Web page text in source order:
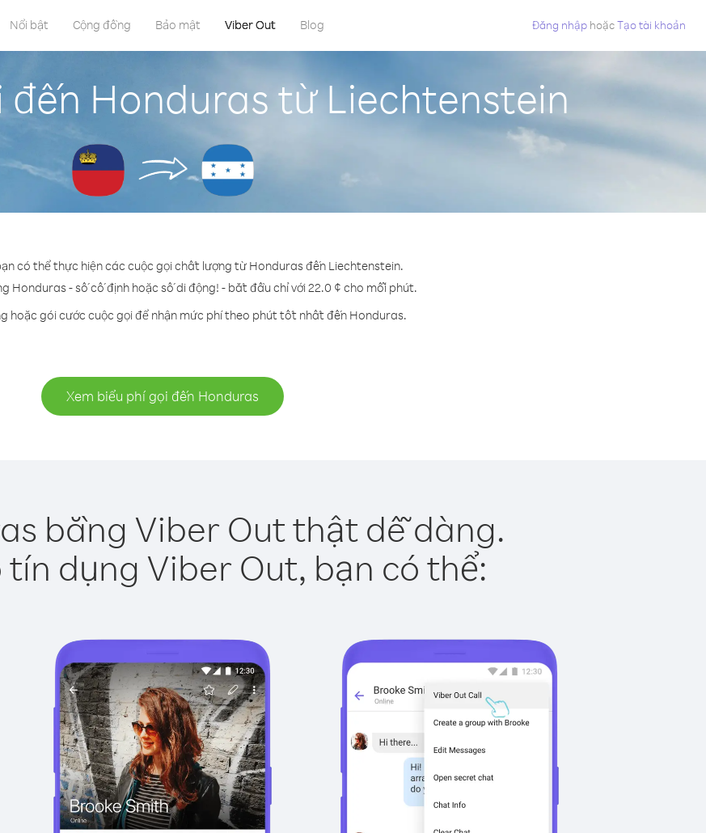
Nổi bật Cộng đồng Bảo mật Viber Out Blog Đăng nhập hoặcTạo tài khoản
đến Honduras từ Liechtenstein
có thể thực hiện các cuộc gọi chất lượng từ Honduras đến Liechtenstein.
Honduras - số cố định hoặc số di động! - bắt đầu chỉ với 22.0 ¢ cho mỗi phút.
hoặc gói cước cuộc gọi để nhận mức phí theo phút tốt nhất đến Honduras.
Xem biểu phí gọi đến Honduras
bằng Viber Out thật dễ dàng.
tín dụng Viber Out, bạn có thể: